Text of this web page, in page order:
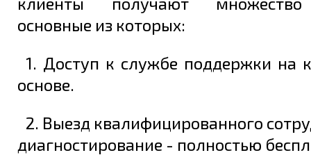
основные из которых:
1. Доступ к службе поддержки на
основе.
2. Выезд квалифицированного
диагностирование - полностью